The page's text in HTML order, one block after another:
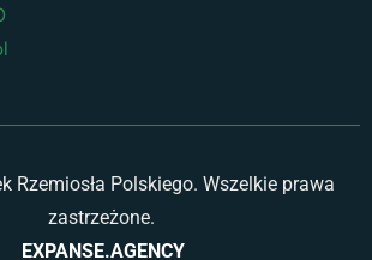
Rzemiosła Polskiego. Wszelkie prawa
zastrzeżone.
EXPANSE.AGENCY